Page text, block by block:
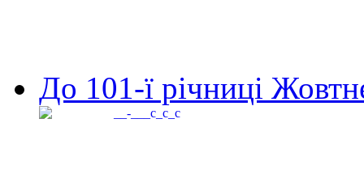
До 101-ї річниці